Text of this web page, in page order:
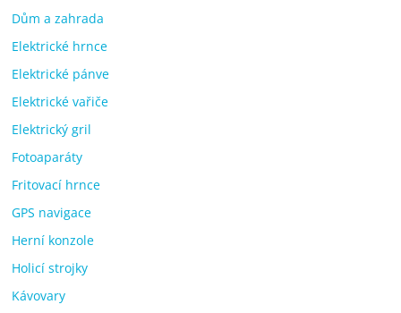
Dům a zahrada
Elektrické hrnce
Elektrické pánve
Elektrické vařiče
Elektrický gril
Fotoaparáty
Fritovací hrnce
GPS navigace
Herní konzole
Holicí strojky
Kávovary